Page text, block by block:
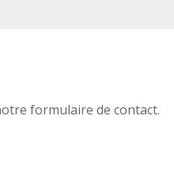
formulaire de contact.